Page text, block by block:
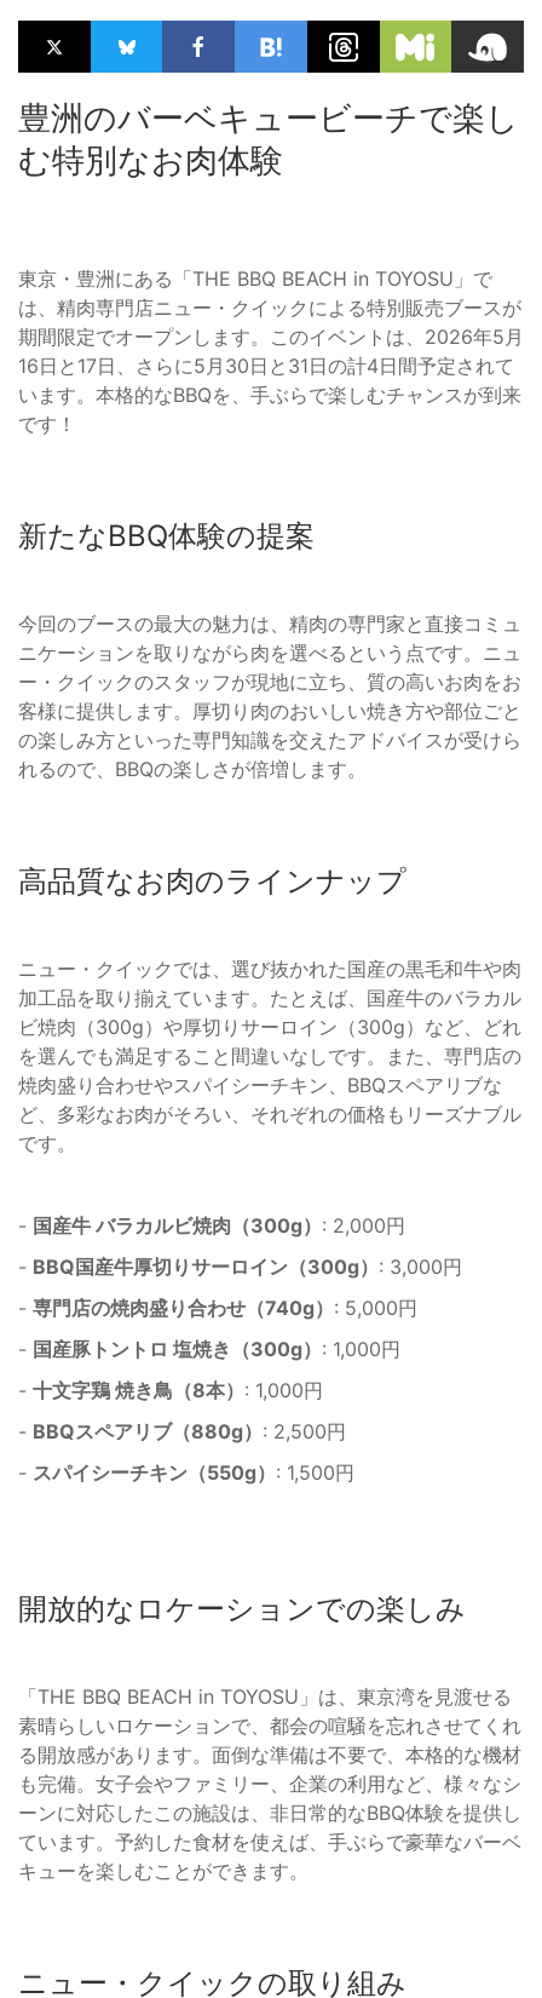
豊洲のバーベキュービーチで楽し
む特別なお肉体験
東京・豊洲にある「THE BBQ BEACH in TOYOSU」で
は、精肉専門店ニュー・クイックによる特別販売ブースが
期間限定でオープンします。このイベントは、2026年5月
16日と17日、さらに5月30日と31日の計4日間予定されて
います。本格的なBBQを、手ぶらで楽しむチャンスが到来
です！
新たなBBQ体験の提案
今回のブースの最大の魅力は、精肉の専門家と直接コミュ
ニケーションを取りながら肉を選べるという点です。ニュ
ー・クイックのスタッフが現地に立ち、質の高いお肉をお
客様に提供します。厚切り肉のおいしい焼き方や部位ごと
の楽しみ方といった専門知識を交えたアドバイスが受けら
れるので、BBQの楽しさが倍増します。
高品質なお肉のラインナップ
ニュー・クイックでは、選び抜かれた国産の黒毛和牛や肉
加工品を取り揃えています。たとえば、国産牛のバラカル
ビ焼肉（300g）や厚切りサーロイン（300g）など、どれ
を選んでも満足すること間違いなしです。また、専門店の
焼肉盛り合わせやスパイシーチキン、BBQスペアリブな
ど、多彩なお肉がそろい、それぞれの価格もリーズナブル
です。
- 国産牛 バラカルビ焼肉（300g） : 2,000円
- BBQ国産牛厚切りサーロイン（300g） : 3,000円
- 専門店の焼肉盛り合わせ（740g） : 5,000円
- 国産豚トントロ 塩焼き（300g） : 1,000円
- 十文字鶏 焼き鳥（8本） : 1,000円
- BBQスペアリブ（880g） : 2,500円
- スパイシーチキン（550g） : 1,500円
開放的なロケーションでの楽しみ
「THE BBQ BEACH in TOYOSU」は、東京湾を見渡せる
素晴らしいロケーションで、都会の喧騒を忘れさせてくれ
る開放感があります。面倒な準備は不要で、本格的な機材
も完備。女子会やファミリー、企業の利用など、様々なシ
ーンに対応したこの施設は、非日常的なBBQ体験を提供し
ています。予約した食材を使えば、手ぶらで豪華なバーベ
キューを楽しむことができます。
ニュー・クイックの取り組み